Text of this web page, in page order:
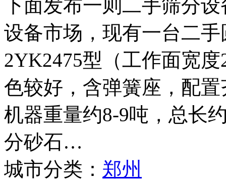
下面发布一则二手筛分
设备市场，现有一台二
2YK2475型（工作面宽
色较好，含弹簧座，配
机器重量约8-9吨，总长
分砂石…
城市分类： 郑州